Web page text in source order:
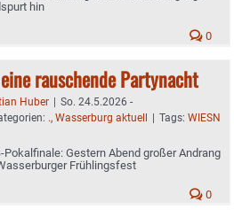
hin
0
rauschende Partynacht
Huber | So. 24.5.2026 -
., Wasserburg aktuell | Tags: WIESN
Pokalfinale: Gestern Abend großer Andrang
Frühlingsfest
0